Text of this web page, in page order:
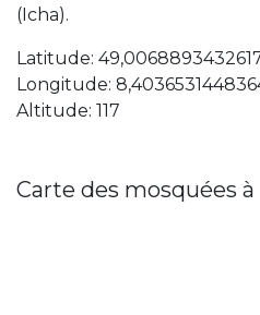
(Icha).
Latitude:
Longitude:
Altitude: 117
Carte des mosquées